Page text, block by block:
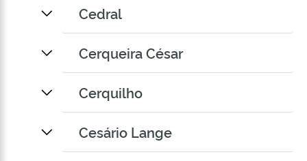
Cedral
Cerqueira César
Cerquilho
Cesário Lange